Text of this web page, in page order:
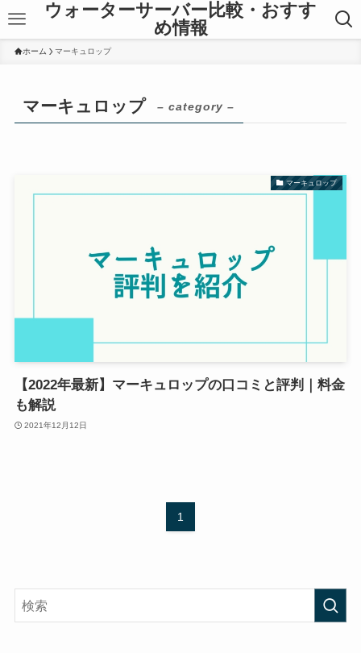
ウォーターサーバー比較・おすす
め情報
ホーム マーキュロップ
マーキュロップ – category –
マーキュロップ
【2022年最新】マーキュロップの口コミと評判｜料金
も解説
2021年12月12日
1